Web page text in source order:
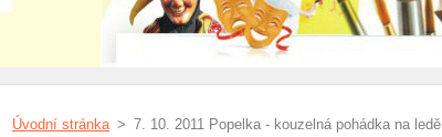
Úvodní stránka > 7. 10. 2011 Popelka - kouzelná pohádka na ledě